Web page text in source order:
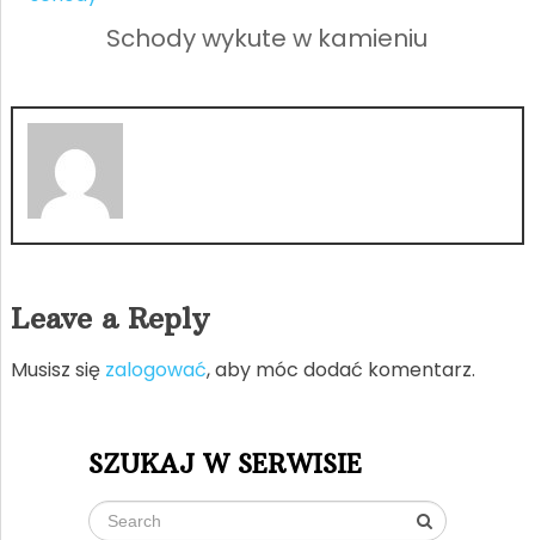
Schody wykute w kamieniu
Leave a Reply
Musisz się zalogować, aby móc dodać komentarz.
SZUKAJ W SERWISIE